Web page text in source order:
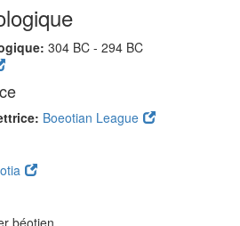
304 BC - 294 BC
Boeotian League
béotien